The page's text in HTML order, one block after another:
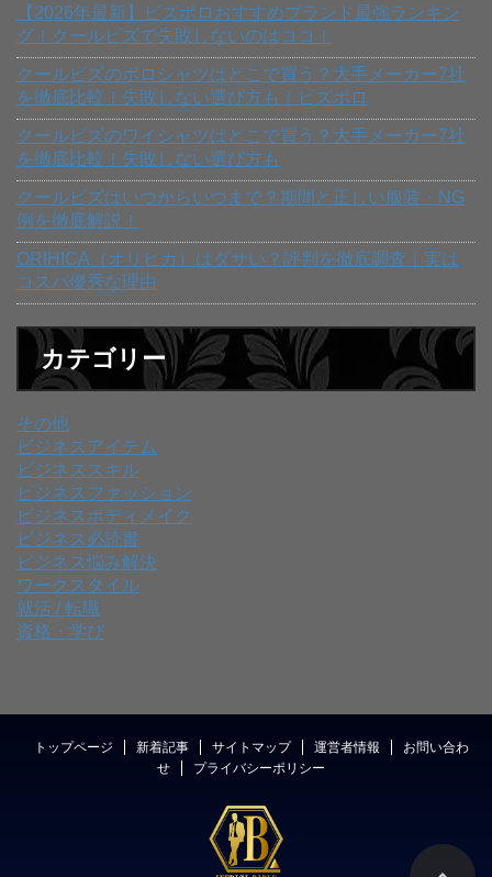
【2026年最新】ビズポロおすすめブランド最強ランキン
グ！クールビズで失敗しないのはココ！
クールビズのポロシャツはどこで買う？大手メーカー7社
を徹底比較！失敗しない選び方も｜ビズポロ
クールビズのワイシャツはどこで買う？大手メーカー7社
を徹底比較！失敗しない選び方も
クールビズはいつからいつまで？期間と正しい服装・NG
例を徹底解説！
ORIHICA（オリヒカ）はダサい？評判を徹底調査｜実は
コスパ優秀な理由
カテゴリー
その他
ビジネスアイテム
ビジネススキル
ビジネスファッション
ビジネスボディメイク
ビジネス必読書
ビジネス悩み解決
ワークスタイル
就活 / 転職
資格・学び
トップページ 新着記事 サイトマップ 運営者情報
お問い合わ
せ
プライバシーポリシー